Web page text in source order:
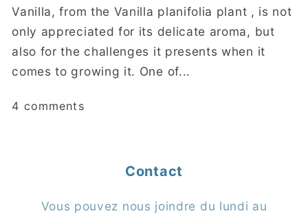
Vanilla, from the Vanilla planifolia plant , is not
only appreciated for its delicate aroma, but
also for the challenges it presents when it
comes to growing it. One of...
4 comments
Contact
Vous pouvez nous joindre du lundi au